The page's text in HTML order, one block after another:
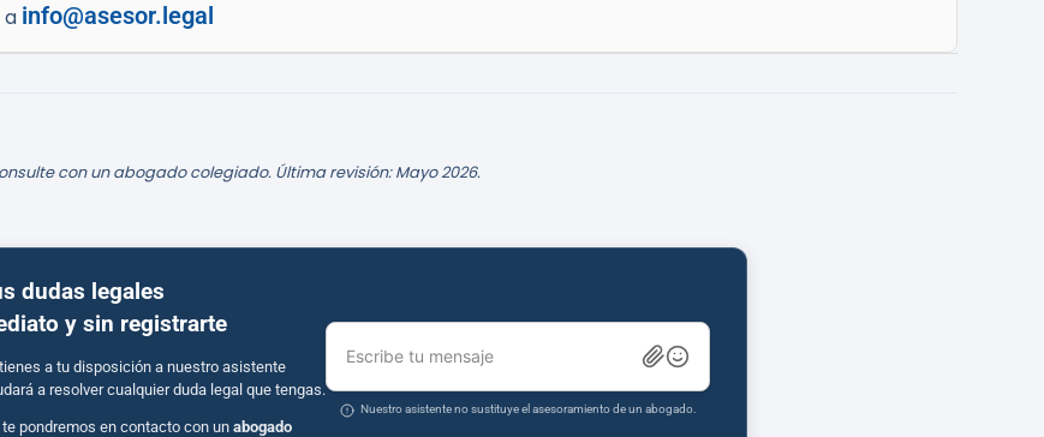
a info@asesor.legal
con un abogado colegiado. Última revisión: Mayo 2026.
dudas legales
y sin registrarte
tienes a tu disposición a nuestro asistente
a resolver cualquier duda legal que tengas.
pondremos en contacto con un abogado
Escribe tu mensaje
Nuestro asistente no sustituye el asesoramiento de un abogado.